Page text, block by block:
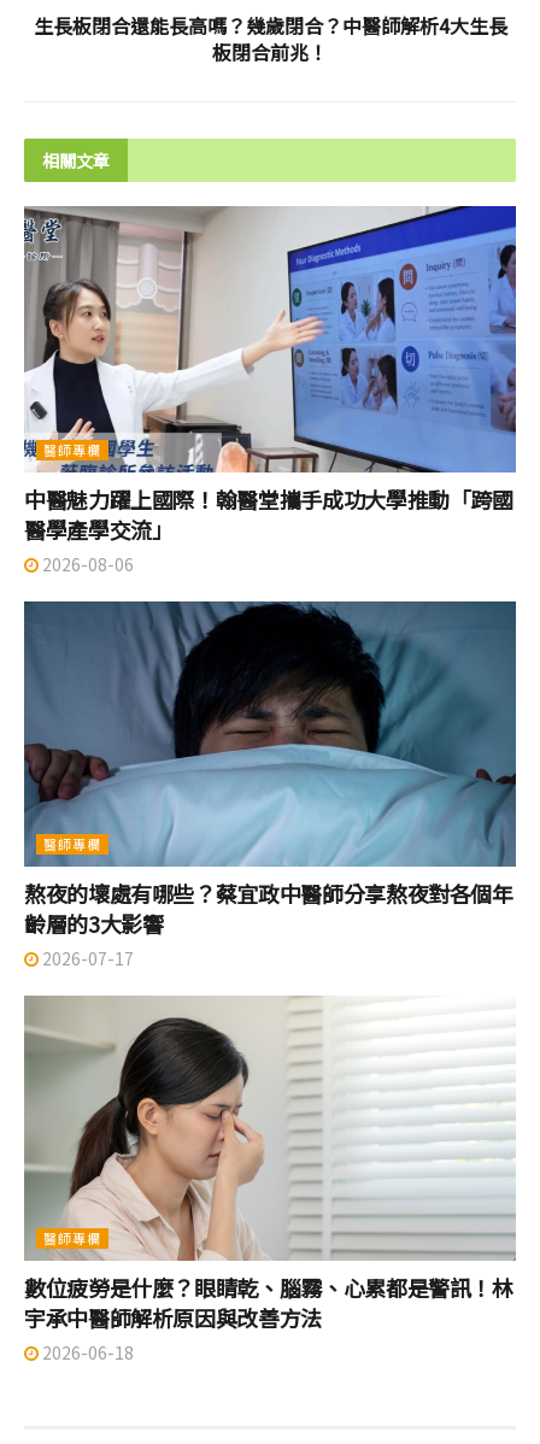
生長板閉合還能長高嗎？幾歲閉合？中醫師解析4大生長
板閉合前兆！
相關文章
醫師專欄
中醫魅力躍上國際！翰醫堂攜手成功大學推動「跨國
醫學產學交流」
2026-08-06
醫師專欄
熬夜的壞處有哪些？蔡宜政中醫師分享熬夜對各個年
齡層的3大影響
2026-07-17
醫師專欄
數位疲勞是什麼？眼睛乾、腦霧、心累都是警訊！林
宇承中醫師解析原因與改善方法
2026-06-18